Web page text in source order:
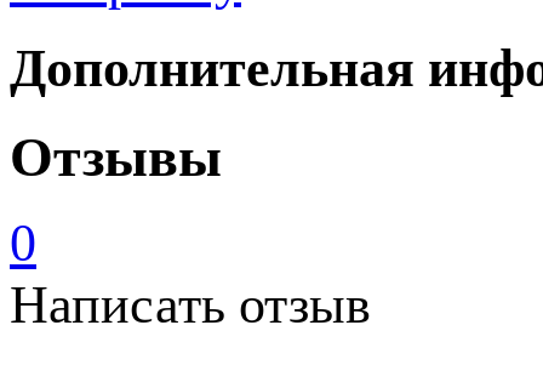
Дополнительная
Отзывы
0
Написать отзыв